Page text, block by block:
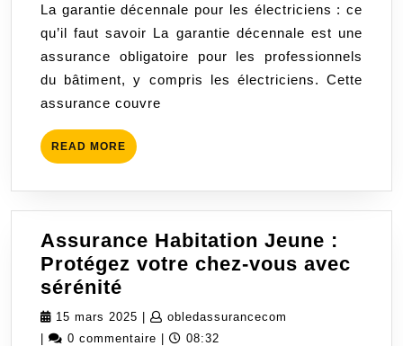
:
protégez
vos
chantiers
La garantie décennale pour les électriciens : ce
qu’il faut savoir La garantie décennale est une
assurance obligatoire pour les professionnels
du bâtiment, y compris les électriciens. Cette
assurance couvre
READ MORE READ
MORE
Assurance Habitation Jeune :
Protégez votre chez-vous avec
sérénité
Habitation
Jeune
15 mars 2025 15
mars
| obledassurancecom
|
0 commentaire | 08:32